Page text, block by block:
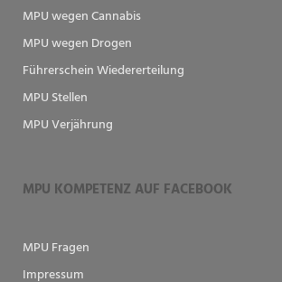
MPU wegen Cannabis
MPU wegen Drogen
Führerschein Wiedererteilung
MPU Stellen
MPU Verjährung
MPU KOMPETENZ AUF FACEBOOK
MPU Fragen
Impressum